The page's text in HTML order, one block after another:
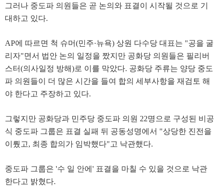
그러나 중도파 의원들은 곧 논의와 표결이 시작될 것으로 기
대하고 있다.
AP에 따르면 척 슈머(민주·뉴욕) 상원 다수당 대표는 "공을 굴
리자"면서 법안 논의 일정을 짰지만 공화당 의원들은 필리버
스터(의사일정 방해)로 이를 막았다. 공화당 주류는 양당 중도
파 의원들이 더 많은 시간을 들여 합의 세부사항을 재검토 해
야 한다고 주장하고 있다.
그렇지만 공화당과 민주당 중도파 의원 22명으로 구성된 비공
식 중도파 그룹은 표결 실패 뒤 공동성명에서 "상당한 진전을
이뤘고, 최종 합의가 임박했다"고 낙관했다.
중도파 그룹은 '수 일 안에' 표결을 마칠 수 있을 것으로 낙관
한다고 밝혔다.